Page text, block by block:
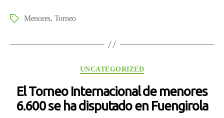
Pádel
en
Fuengirola
EtiquetasMenores, Torneo
Categorías
UNCATEGORIZED
El Torneo Internacional de menores
6.600 se ha disputado en Fuengirola